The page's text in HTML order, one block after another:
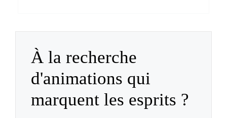
À la recherche
d'animations qui
marquent les esprits ?